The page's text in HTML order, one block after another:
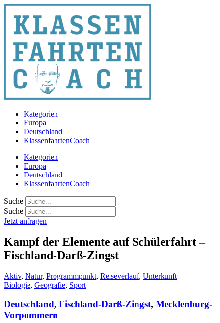
Zum
Inhalt
springen
Kategorien
Europa
Deutschland
KlassenfahrtenCoach
Kategorien
Europa
Deutschland
KlassenfahrtenCoach
Suche
Suche
Jetzt anfragen
Kampf der Elemente auf Schülerfahrt –
Fischland-Darß-Zingst
Aktiv, Natur, Programmpunkt, Reiseverlauf, Unterkunft
Biologie, Geografie, Sport
Deutschland, Fischland-Darß-Zingst, Mecklenburg-
Vorpommern